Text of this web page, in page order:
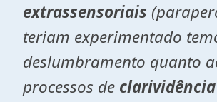
extrassensoriais (
teriam experimentado
deslumbramento quanto
processos de clarividência